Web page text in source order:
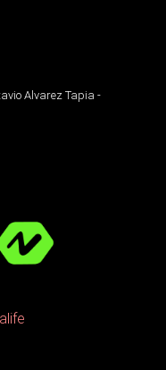
Alvarez Tapia -